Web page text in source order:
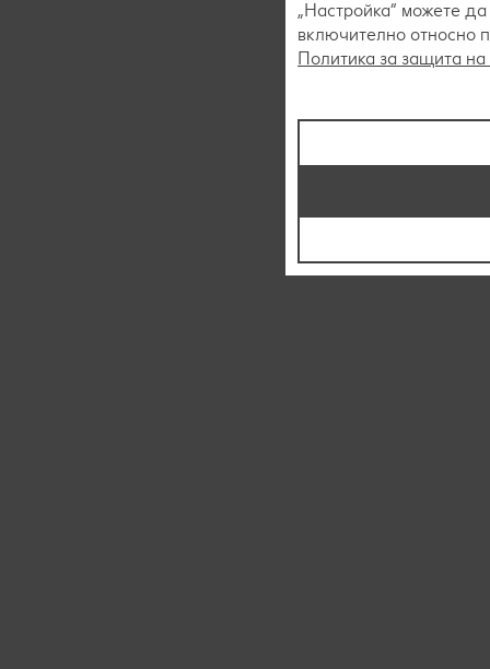
„Настройка“ можете
включително относно
Политика за защита